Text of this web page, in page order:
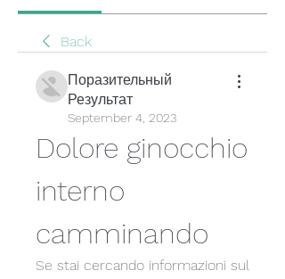
Back
Поразительный
Результат
September 4, 2023
Dolore ginocchio
interno
camminando
Se stai cercando informazioni sul